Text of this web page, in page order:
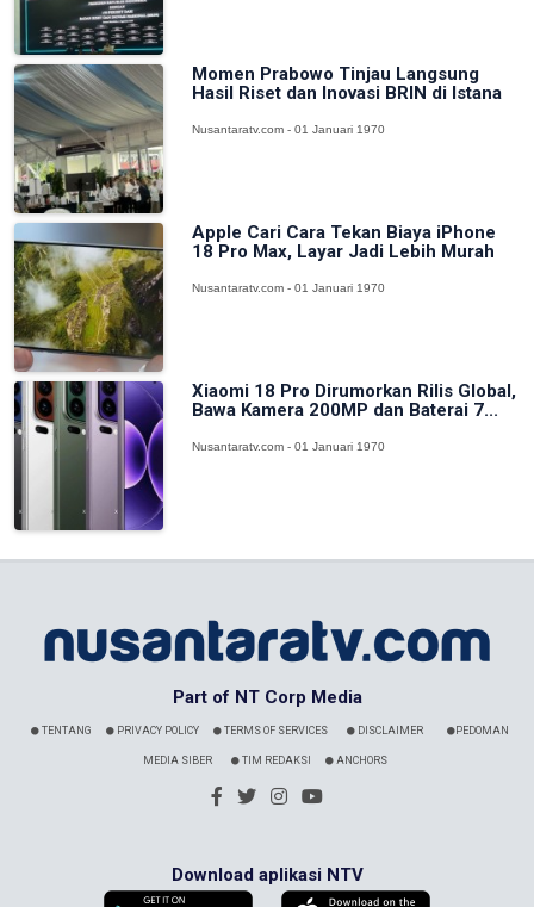
Momen Prabowo Tinjau Langsung
Hasil Riset dan Inovasi BRIN di Istana
Nusantaratv.com - 01 Januari 1970
Apple Cari Cara Tekan Biaya iPhone
18 Pro Max, Layar Jadi Lebih Murah
Nusantaratv.com - 01 Januari 1970
Xiaomi 18 Pro Dirumorkan Rilis Global,
Bawa Kamera 200MP dan Baterai 7...
Nusantaratv.com - 01 Januari 1970
Part of NT Corp Media
TENTANG PRIVACY POLICY TERMS OF SERVICES DISCLAIMER PEDOMAN
MEDIA SIBER TIM REDAKSI ANCHORS
Download aplikasi NTV